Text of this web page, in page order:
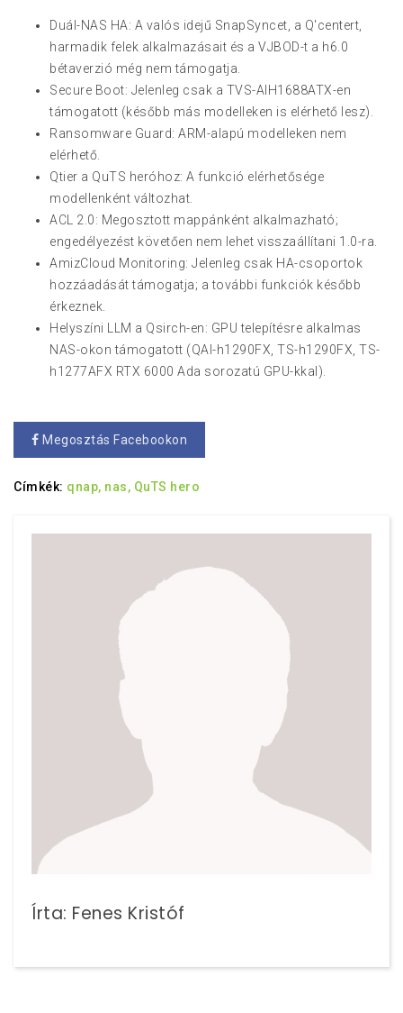
Duál-NAS HA: A valós idejű SnapSyncet, a Q'centert,
harmadik felek alkalmazásait és a VJBOD-t a h6.0
bétaverzió még nem támogatja.
Secure Boot: Jelenleg csak a TVS-AIH1688ATX-en
támogatott (később más modelleken is elérhető lesz).
Ransomware Guard: ARM-alapú modelleken nem
elérhető.
Qtier a QuTS heróhoz: A funkció elérhetősége
modellenként változhat.
ACL 2.0: Megosztott mappánként alkalmazható;
engedélyezést követően nem lehet visszaállítani 1.0-ra.
AmizCloud Monitoring: Jelenleg csak HA-csoportok
hozzáadását támogatja; a további funkciók később
érkeznek.
Helyszíni LLM a Qsirch-en: GPU telepítésre alkalmas
NAS-okon támogatott (QAI-h1290FX, TS-h1290FX, TS-
h1277AFX RTX 6000 Ada sorozatú GPU-kkal).
Megosztás Facebookon
Címkék: qnap, nas, QuTS hero
Írta: Fenes Kristóf